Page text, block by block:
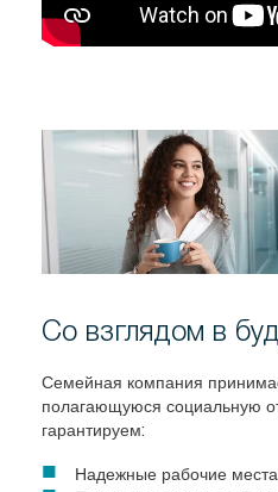
Со взглядом в
Семейная компания
полагающуюся социальную
гарантируем:
Надежные рабочие места